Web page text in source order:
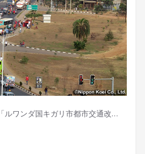
ルワンダ国キガリ市都市交通改…